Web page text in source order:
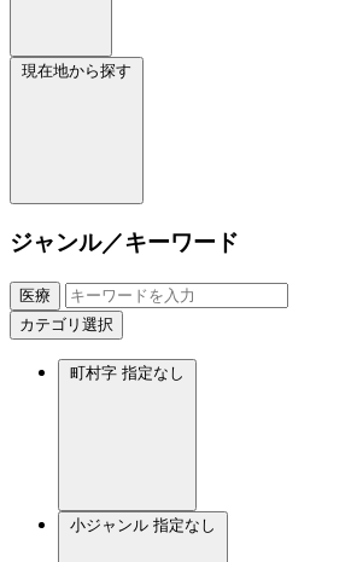
現在地から探す
ジャンル／キーワード
医療
カテゴリ選択
町村字 指定なし
小ジャンル 指定なし